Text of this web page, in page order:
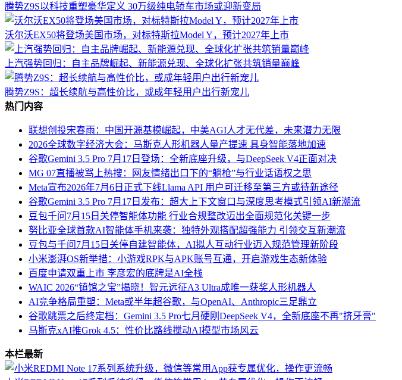
腾势Z9S以科技重塑豪华定义 30万级纯电轿车市场或迎新变局
沃尔沃EX50将登场美国市场，对标特斯拉Model Y，预计2027年上市
上汽强势回归：自主品牌崛起、新能源兑现、全球化扩张共筑销量巅峰
腾势Z9S：超长续航与高性价比，或成年轻用户出行新宠儿
热门内容
联想创投宋春雨：中国开源基模崛起，中美AGI人才无代差，未来潜力无限
2026全球数字经济大会：马斯克人形机器人量产提速 具身智能落地加速
谷歌Gemini 3.5 Pro 7月17日登场：全新底座升级，与DeepSeek V4正面对决
MG 07直播被骂上热搜：网友情绪出口下的“躺枪”与行业话语权之思
Meta宣布2026年7月6日正式下线Llama API 用户可迁移至第三方或待新途径
谷歌Gemini 3.5 Pro 7月17日发布：超大上下文窗口与深度思考模式引领AI新潮流
豆包千问7月15日关停智能体功能 行业合规整改迈出全面规范化关键一步
努比亚全球首款AI智能体手机来袭：独特外观搭配超强能力 引领交互新潮流
豆包与千问7月15日关停自建智能体，AI拟人互动行业迈入规范管理新阶段
小米澎湃OS新举措：小游戏RPK与APK账号互通，开启游戏生态新体验
百度申请双重上市 李彦宏的底牌是AI全栈
WAIC 2026“镇馆之宝”揭晓！智元远征A3 Ultra成唯一获奖人形机器人
AI竞争格局重塑：Meta或半年超谷歌，与OpenAI、Anthropic三足鼎立
谷歌跳票之后终定档：Gemini 3.5 Pro七月硬刚DeepSeek V4，全新底座不再"挤牙膏"
马斯克xAI推Grok 4.5：性价比路线搅动AI模型市场风云
本栏最新